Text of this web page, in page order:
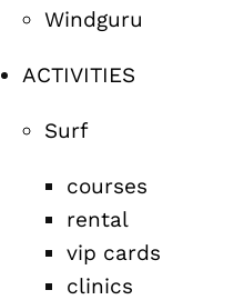
Windguru
ACTIVITIES
Surf
courses
rental
vip cards
clinics